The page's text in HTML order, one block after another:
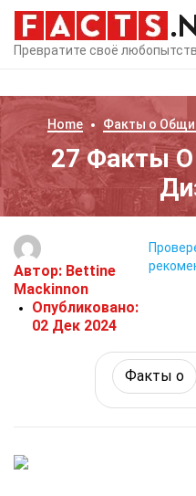
Превратите своё
Home Факты о
27 Факты О
Автор: Bettine
Mackinnon
Опубликовано:
02 Дек 2024
Факты о